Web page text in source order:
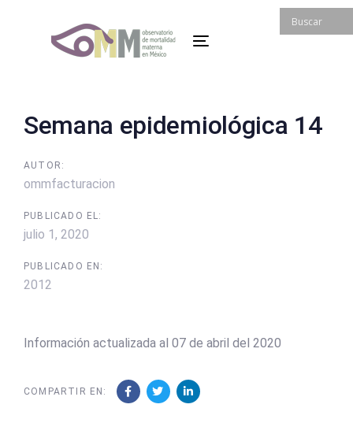
content
Toggle
Semana epidemiológica 14
AUTOR:
ommfacturacion
PUBLICADO EL:
julio 1, 2020
PUBLICADO EN:
2012
Información actualizada al 07 de abril del 2020
COMPARTIR EN:
Post
navigation